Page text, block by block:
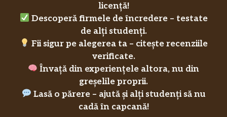
licență!
Descoperă firmele de încredere – testate
de alți studenți.
Fii sigur pe alegerea ta – citește recenziile
verificate.
Învață din experiențele altora, nu din
greșelile proprii.
Lasă o părere – ajută și alți studenți să nu
cadă în capcană!